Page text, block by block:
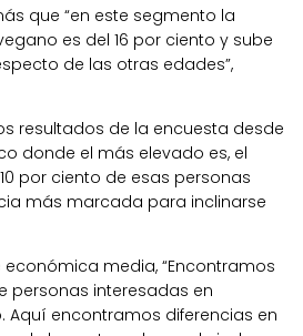
que “en este segmento la
es del 16 por ciento y sube
de las otras edades”,
resultados de la encuesta desde
donde el más elevado es, el
10 por ciento de esas personas
más marcada para inclinarse
económica media, “Encontramos
personas interesadas en
Aquí encontramos diferencias en